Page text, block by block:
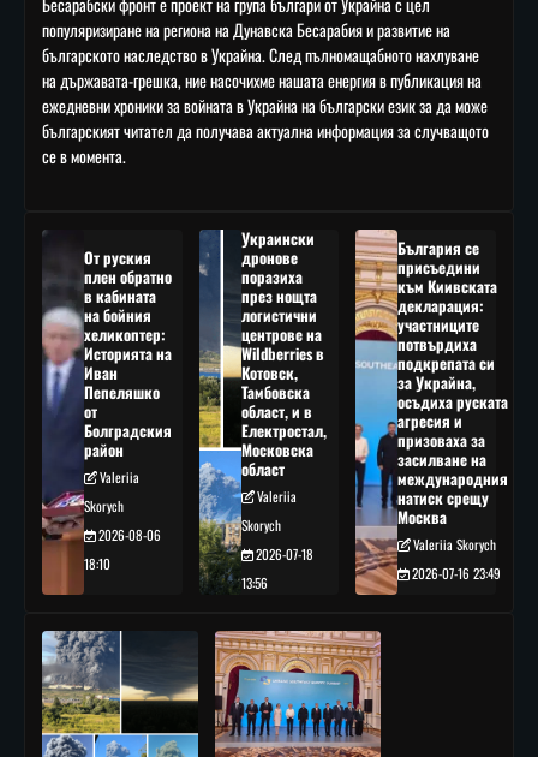
популяризиране на региона на Дунавска Бесарабия и развитие на
българското наследство в Украйна. След пълномащабното нахлуване
на държавата-грешка, ние насочихме нашата енергия в публикация на
ежедневни хроники за войната в Украйна на български език за да може
българският читател да получава актуална информация за случващото
се в момента.
От руския
плен обратно
в кабината
на бойния
хеликоптер:
Историята на
Иван
Пепеляшко
от
Болградския
район
Valeriia
Skorych
2026-08-06
18:10
Украински
дронове
поразиха
през нощта
логистични
центрове на
Wildberries в
Котовск,
Тамбовска
област, и в
Електростал,
Московска
област
Valeriia
Skorych
2026-07-18
13:56
България се
присъедини
към Киивската
декларация:
участниците
потвърдиха
подкрепата си
за Украйна,
осъдиха руската
агресия и
призоваха за
засилване на
международния
натиск срещу
Москва
Valeriia Skorych
2026-07-16 23:49